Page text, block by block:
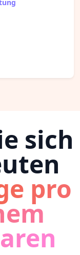
sich
pro